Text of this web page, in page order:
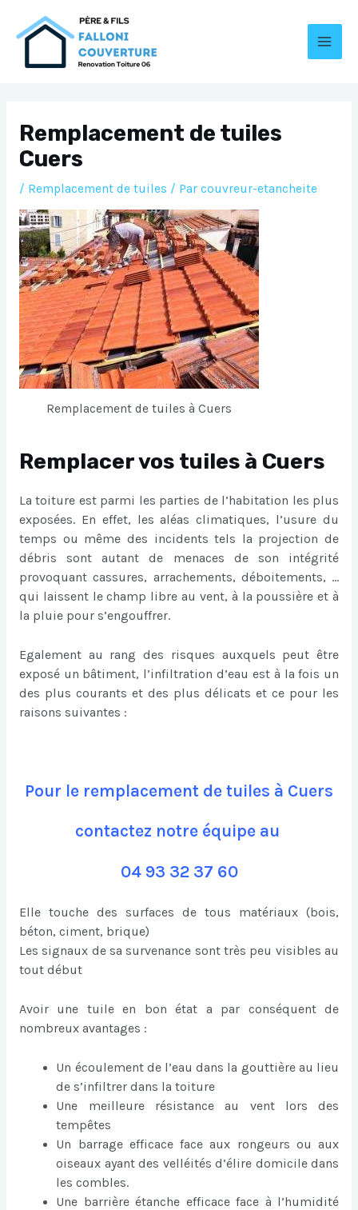
Remplacement de tuiles
Cuers
/ Remplacement de tuiles / Par couvreur-etancheite
Remplacement de tuiles à Cuers
Remplacer vos tuiles à Cuers
La toiture est parmi les parties de l’habitation les plus
exposées. En effet, les aléas climatiques, l’usure du
temps ou même des incidents tels la projection de
débris sont autant de menaces de son intégrité
provoquant cassures, arrachements, déboitements, …
qui laissent le champ libre au vent, à la poussière et à
la pluie pour s’engouffrer.
Egalement au rang des risques auxquels peut être
exposé un bâtiment, l’infiltration d’eau est à la fois un
des plus courants et des plus délicats et ce pour les
raisons suivantes :
Pour le remplacement de tuiles à Cuers
contactez notre équipe au
04 93 32 37 60
Elle touche des surfaces de tous matériaux (bois,
béton, ciment, brique)
Les signaux de sa survenance sont très peu visibles au
tout début
Avoir une tuile en bon état a par conséquent de
nombreux avantages :
Un écoulement de l’eau dans la gouttière au lieu
de s’infiltrer dans la toiture
Une meilleure résistance au vent lors des
tempêtes
Un barrage efficace face aux rongeurs ou aux
oiseaux ayant des velléités d’élire domicile dans
les combles.
Une barrière étanche efficace face à l’humidité